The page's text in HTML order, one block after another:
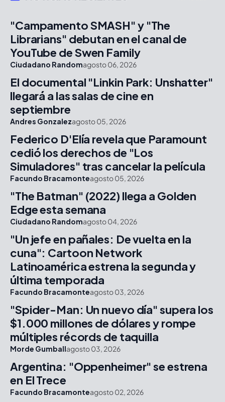
"Campamento SMASH" y "The
Librarians" debutan en el canal de
YouTube de Swen Family
Ciudadano Randomagosto 06, 2026
El documental "Linkin Park: Unshatter"
llegará a las salas de cine en
septiembre
Andres Gonzalezagosto 05, 2026
Federico D'Elía revela que Paramount
cedió los derechos de "Los
Simuladores" tras cancelar la película
Facundo Bracamonteagosto 05, 2026
"The Batman" (2022) llega a Golden
Edge esta semana
Ciudadano Randomagosto 04, 2026
"Un jefe en pañales: De vuelta en la
cuna": Cartoon Network
Latinoamérica estrena la segunda y
última temporada
Facundo Bracamonteagosto 03, 2026
"Spider-Man: Un nuevo día" supera los
$1.000 millones de dólares y rompe
múltiples récords de taquilla
Morde Gumballagosto 03, 2026
Argentina: "Oppenheimer" se estrena
en El Trece
Facundo Bracamonteagosto 02, 2026